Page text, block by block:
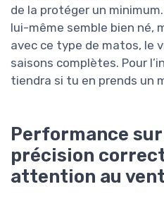
de la protéger un
lui-même semble bien né,
avec ce type de matos, le
saisons complètes. Pour
tiendra si tu en prends un
Performance sur
précision
attention au vent